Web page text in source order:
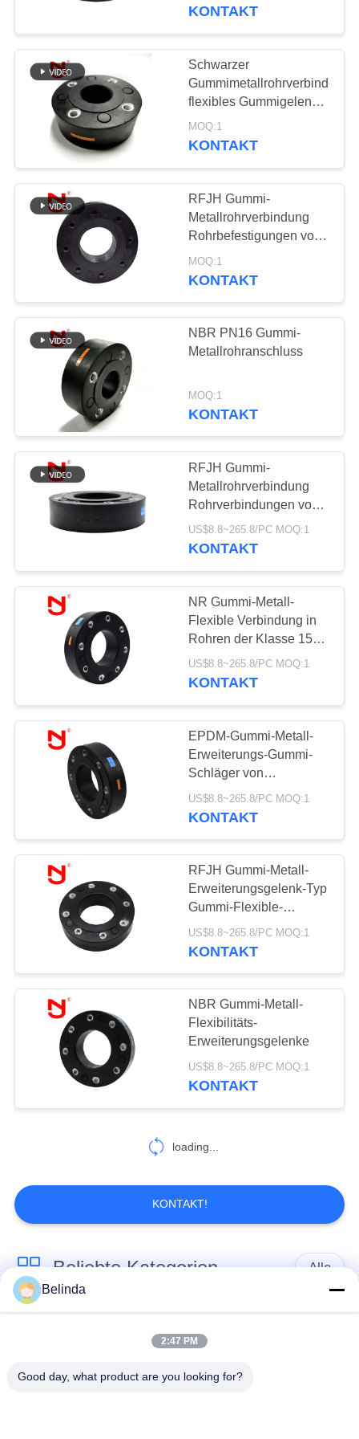
AUSFLUG
QUALITÄTSKONTROLLE
TRETEN
UNS
VERBINDUNG
NACHRICHTEN
FORDERN
SIE EIN
ZITAT
SITEMAP
DATENSCHUTZRICHTLINIE
epdm
Gummidehnfuge
Doppelter Bereich-
Gummidehnfuge
36
Metallumsponnener
Schlauch
70
Verringerte
Gummidehnfuge
34
PTFE-Dehnfugen
Rohr, das Gelenk
43
Metalldehnfuge
KONTAKT
Schwarzer
Gummimetallrohrverbinder-
flexibles Gummigelenk
für Heizungstechnik
MOQ:1
KONTAKT
RFJH Gummi-
Metallrohrverbindung
Rohrbefestigungen von
Gummi-
Metallrohrverbindung
MOQ:1
KONTAKT
NBR PN16 Gummi-
Metallrohranschluss
MOQ:1
KONTAKT
RFJH Gummi-
Metallrohrverbindung
Rohrverbindungen von
Ausdehnungsgelenkflansch
US$8.8~265.8/PC MOQ:1
KONTAKT
NR Gummi-Metall-
Flexible Verbindung in
Rohren der Klasse 150
Flankenart
US$8.8~265.8/PC MOQ:1
KONTAKT
EPDM-Gummi-Metall-
Erweiterungs-Gummi-
Schläger von
Erweiterungs-
Gelenkflanschen
US$8.8~265.8/PC MOQ:1
KONTAKT
RFJH Gummi-Metall-
Erweiterungsgelenk-Typ
Gummi-Flexible-
Anschluss
US$8.8~265.8/PC MOQ:1
KONTAKT
NBR Gummi-Metall-
Flexibilitäts-
Erweiterungsgelenke
US$8.8~265.8/PC MOQ:1
KONTAKT
loading...
KONTAKT!
Beliebte Kategorien Alle
Verlegte Dehnfuge
Belinda
2:47 PM
Good day, what product are you looking for?